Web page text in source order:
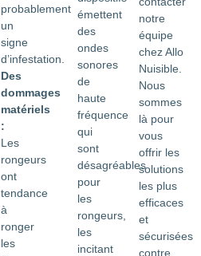
probablement
un
signe
d’infestation.
Des
dommages
matériels
:
Les
rongeurs
ont
tendance
à
ronger
les
émettent
des
ondes
sonores
de
haute
fréquence
qui
sont
désagréables
pour
les
rongeurs,
les
incitant
notre
équipe
chez Allo
Nuisible.
Nous
sommes
là pour
vous
offrir les
solutions
les plus
efficaces
et
sécurisées
contre